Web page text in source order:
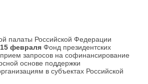
палаты Российской Федерации
15 февраля Фонд президентских
запросов на софинансирование
основе поддержки
в субъектах Российской